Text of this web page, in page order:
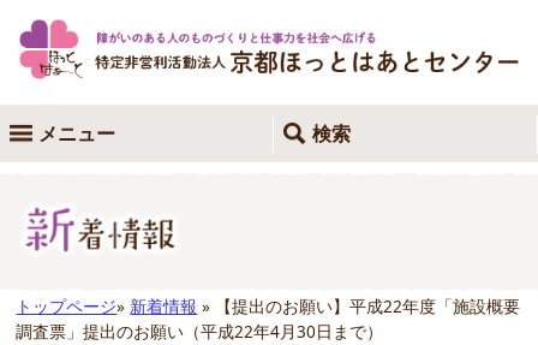
メニュー 検索
トップページ» 新着情報 » 【提出のお願い】平成22年度「施設概要
調査票」提出のお願い（平成22年4月30日まで）